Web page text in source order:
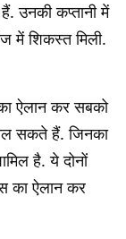
उनकी कप्तानी में
में शिकस्त मिली.
ऐलान कर सबको
चल सकते हैं. जिनका
है. ये दोनों
का ऐलान कर